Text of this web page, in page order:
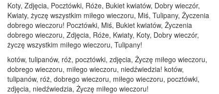
Koty, Zdjęcia, Pocztówki, Róże, Bukiet kwiatów, Dobry wieczór,
Kwiaty, życzę wszystkim miłego wieczoru, Miś, Tulipany, Życzenia
dobrego wieczoru! Pocztówki, Miś, Bukiet kwiatów, Życzenia
dobrego wieczoru, Zdjęcia, Róże, Kwiaty, Koty, Dobry wieczór,
życzę wszystkim miłego wieczoru, Tulipany!
kotów, tulipanów, róż, pocztówki, zdjęcia, Życzę miłego wieczoru,
dobrego wieczoru, miłego wieczoru, niedźwiedzia! kotów,
tulipanów, róż, dobrego wieczoru, miłego wieczoru, pocztówki,
zdjęcia, niedźwiedzia, Życzę miłego wieczoru!